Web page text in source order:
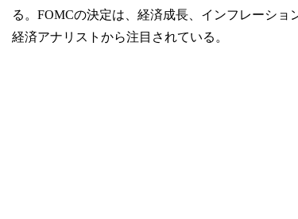
る。FOMCの決定は、経済成長、インフレーシ
経済アナリストから注目されている。